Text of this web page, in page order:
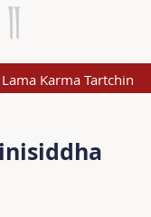
།།
Lama Karma Tartchin